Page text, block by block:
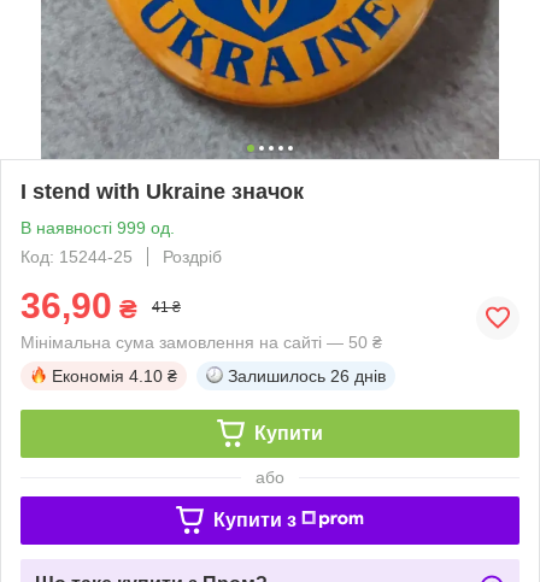
I stend with Ukraine значок
В наявності 999 од.
Код: 15244-25
Роздріб
36,90 ₴ 41 ₴
Мінімальна сума замовлення на сайті — 50 ₴
Економія 4.10 ₴ Залишилось 26 днів
Купити
або
Купити з